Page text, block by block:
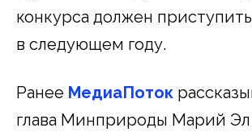
конкурса должен
в следующем году.
Ранее МедиаПоток
глава Минприроды Марий Эл